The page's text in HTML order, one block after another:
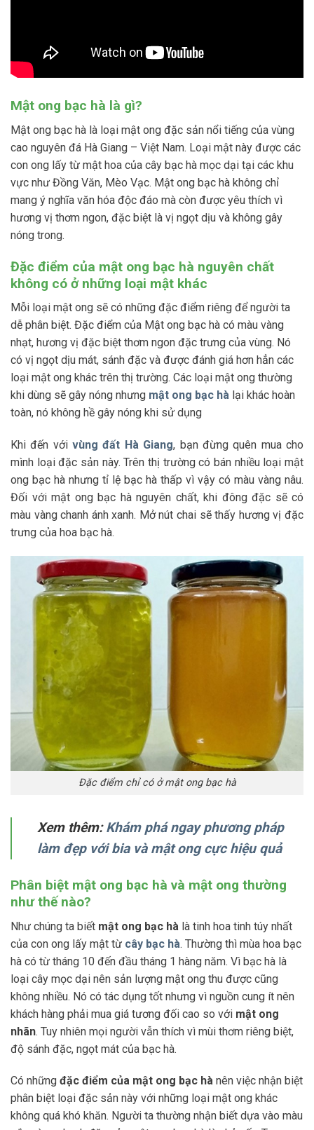
Mật ong bạc hà là gì?
Mật ong bạc hà là loại mật ong đặc sản nổi tiếng của vùng
cao nguyên đá Hà Giang – Việt Nam. Loại mật này được các
con ong lấy từ mật hoa của cây bạc hà mọc dại tại các khu
vực như Đồng Văn, Mèo Vạc. Mật ong bạc hà không chỉ
mang ý nghĩa văn hóa độc đáo mà còn được yêu thích vì
hương vị thơm ngon, đặc biệt là vị ngọt dịu và không gây
nóng trong.
Đặc điểm của mật ong bạc hà nguyên chất
không có ở những loại mật khác
Mỗi loại mật ong sẽ có những đặc điểm riêng để người ta
dễ phân biệt. Đặc điểm của Mật ong bạc hà có màu vàng
nhạt, hương vị đặc biệt thơm ngon đặc trưng của vùng. Nó
có vị ngọt dịu mát, sánh đặc và được đánh giá hơn hẳn các
loại mật ong khác trên thị trường. Các loại mật ong thường
khi dùng sẽ gây nóng nhưng mật ong bạc hà lại khác hoàn
toàn, nó không hề gây nóng khi sử dụng
Khi đến với vùng đất Hà Giang, bạn đừng quên mua cho
mình loại đặc sản này. Trên thị trường có bán nhiều loại mật
ong bạc hà nhưng tỉ lệ bạc hà thấp vì vậy có màu vàng nâu.
Đối với mật ong bạc hà nguyên chất, khi đông đặc sẽ có
màu vàng chanh ánh xanh. Mở nút chai sẽ thấy hương vị đặc
trưng của hoa bạc hà.
Đặc điểm chỉ có ở mật ong bạc hà
Xem thêm:Khám phá ngay phương pháp
làm đẹp với bia và mật ong cực hiệu quả
Phân biệt mật ong bạc hà và mật ong thường
như thế nào?
Như chúng ta biết mật ong bạc hà là tinh hoa tinh túy nhất
của con ong lấy mật từ cây bạc hà. Thường thì mùa hoa bạc
hà có từ tháng 10 đến đầu tháng 1 hàng năm. Vì bạc hà là
loại cây mọc dại nên sản lượng mật ong thu được cũng
không nhiều. Nó có tác dụng tốt nhưng vì nguồn cung ít nên
khách hàng phải mua giá tương đối cao so với mật ong
nhãn. Tuy nhiên mọi người vẫn thích vì mùi thơm riêng biệt,
độ sánh đặc, ngọt mát của bạc hà.
Có những đặc điểm của mật ong bạc hà nên việc nhận biệt
phân biệt loại đặc sản này với những loại mật ong khác
không quá khó khăn. Người ta thường nhận biết dựa vào màu